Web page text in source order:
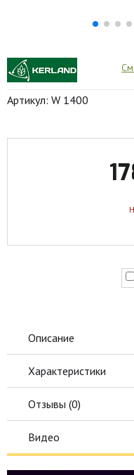
Артикул: W 1400
Описание
Характеристики
Отзывы (0)
Видео